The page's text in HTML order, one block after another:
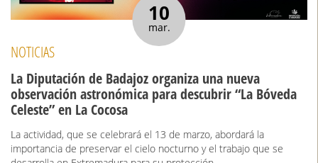
10
mar.
NOTICIAS
La Diputación de Badajoz organiza una nueva
observación astronómica para descubrir “La Bóveda
Celeste” en La Cocosa
La actividad, que se celebrará el 13 de marzo, abordará la
importancia de preservar el cielo nocturno y el trabajo que se